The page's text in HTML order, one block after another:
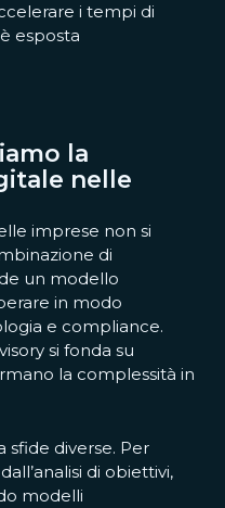
i tempi di
esposta
la
nelle
imprese non si
di
un modello
in modo
e compliance.
si fonda su
la complessità in
sfide diverse. Per
di obiettivi,
modelli